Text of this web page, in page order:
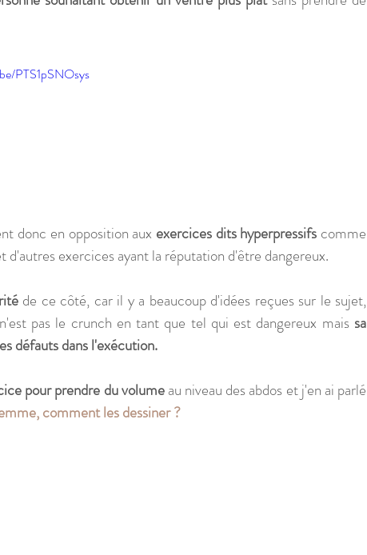
PTS1pSNOsys
donc en opposition aux exercices dits hyperpressifs comme
d'autres exercices ayant la réputation d'être dangereux.
de ce côté, car il y a beaucoup d'idées reçues sur le sujet,
pas le crunch en tant que tel qui est dangereux mais sa
défauts dans l'exécution.
pour prendre du volume au niveau des abdos et j'en ai parlé
comment les dessiner ?